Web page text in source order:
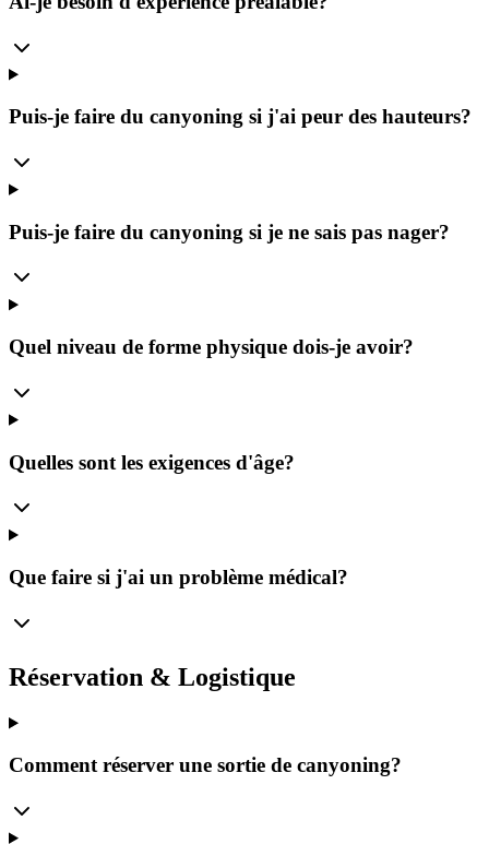
Puis-je faire du canyoning si j'ai peur des hauteurs?
Puis-je faire du canyoning si je ne sais pas nager?
Quel niveau de forme physique dois-je avoir?
Quelles sont les exigences d'âge?
Que faire si j'ai un problème médical?
Réservation & Logistique
Comment réserver une sortie de canyoning?